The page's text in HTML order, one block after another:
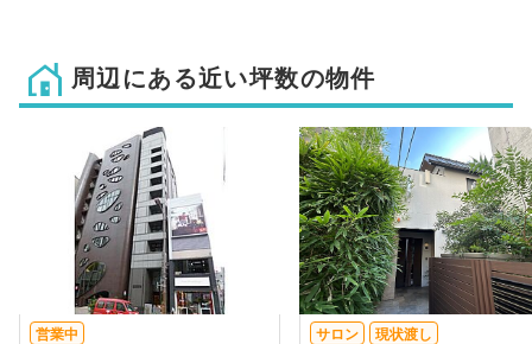
周辺にある近い坪数の物件
営業中 サロン 現状渡し